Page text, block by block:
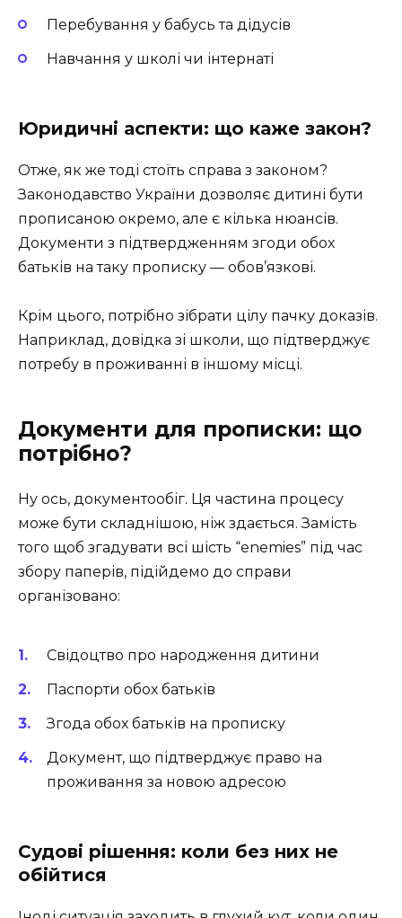
Перебування у бабусь та дідусів
Навчання у школі чи інтернаті
Юридичні аспекти: що каже закон?
Отже, як же тоді стоїть справа з законом?
Законодавство України дозволяє дитині бути
прописаною окремо, але є кілька нюансів.
Документи з підтвердженням згоди обох
батьків на таку прописку — обов’язкові.
Крім цього, потрібно зібрати цілу пачку доказів.
Наприклад, довідка зі школи, що підтверджує
потребу в проживанні в іншому місці.
Документи для прописки: що
потрібно?
Ну ось, документообіг. Ця частина процесу
може бути складнішою, ніж здається. Замість
того щоб згадувати всі шість “enemies” під час
збору паперів, підійдемо до справи
організовано:
Свідоцтво про народження дитини
Паспорти обох батьків
Згода обох батьків на прописку
Документ, що підтверджує право на
проживання за новою адресою
Судові рішення: коли без них не
обійтися